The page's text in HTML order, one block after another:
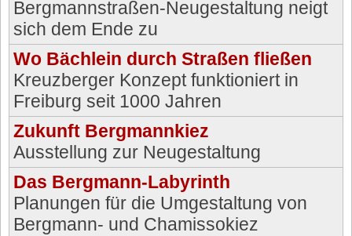
Bergmannstraßen-Neugestaltung neigt
sich dem Ende zu
Wo Bächlein durch Straßen fließen
Kreuzberger Konzept funktioniert in
Freiburg seit 1000 Jahren
Zukunft Bergmannkiez
Ausstellung zur Neugestaltung
Das Bergmann-Labyrinth
Planungen für die Umgestaltung von
Bergmann- und Chamissokiez